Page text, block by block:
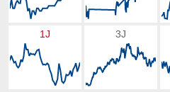
1J 3J